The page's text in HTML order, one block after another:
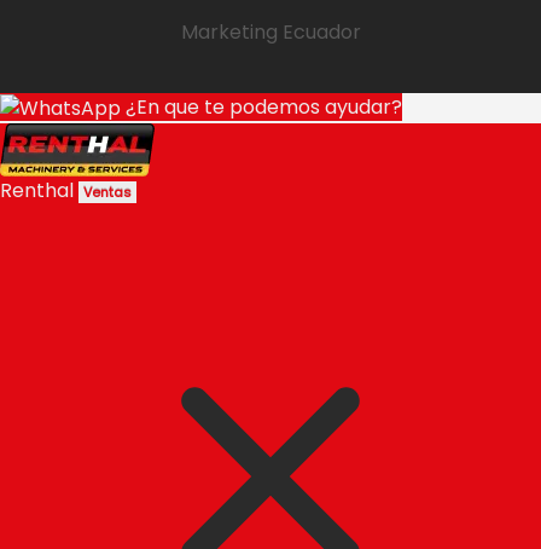
Marketing Ecuador
¿En que te podemos ayudar?
Renthal Ventas